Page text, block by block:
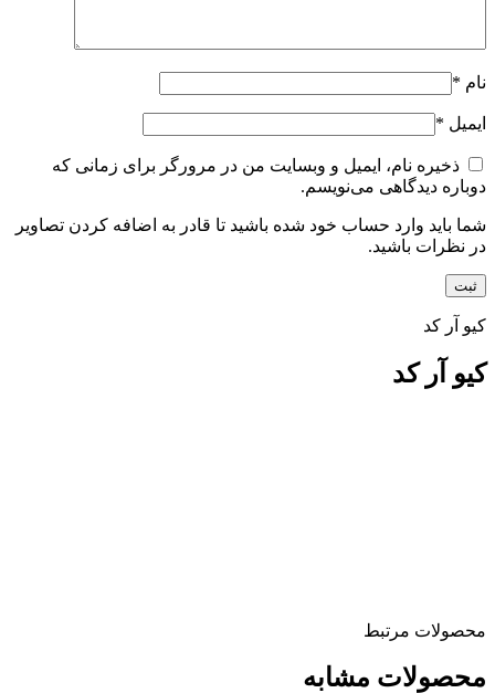
نام *
ایمیل *
ذخیره نام، ایمیل و وبسایت من در مرورگر برای زمانی که
دوباره دیدگاهی می‌نویسم.
شما باید وارد حساب خود شده باشید تا قادر به اضافه کردن تصاویر
در نظرات باشید.
کیو آر کد
کیو آر کد
محصولات مرتبط
محصولات مشابه